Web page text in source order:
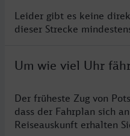
Leider gibt es keine
dieser Strecke
Um wie viel Uhr
Der früheste Zug von
dass der Fahrplan sich
Reiseauskunft erhalten